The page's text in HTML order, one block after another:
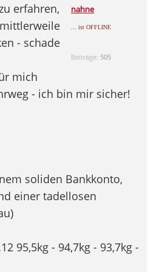
nahne
... ist OFFLINE
Beiträge: 505
erfahren,
- schade
mich
- ich bin mir sicher!
soliden Bankkonto,
einer tadellosen
95,5kg - 94,7kg - 93,7kg -